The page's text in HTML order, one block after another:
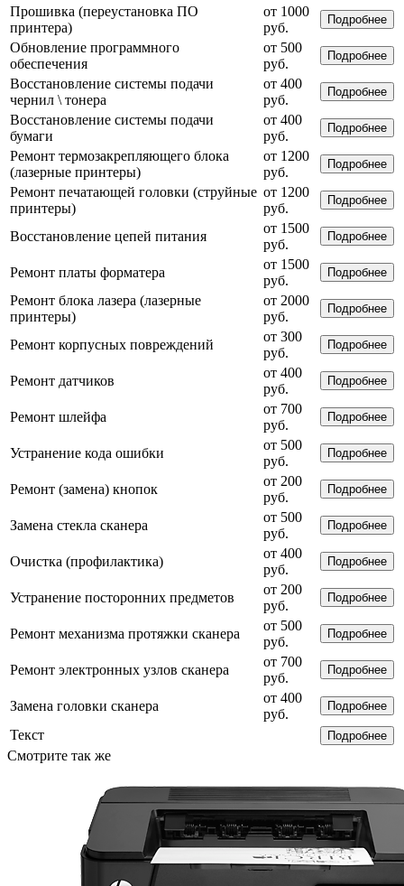
Прошивка (переустановка ПО
принтера)
от 1000
руб.
Подробнее
Обновление программного
обеспечения
от 500
руб.
Подробнее
Восстановление системы подачи
чернил \ тонера
от 400
руб.
Подробнее
Восстановление системы подачи
бумаги
от 400
руб.
Подробнее
Ремонт термозакрепляющего блока
(лазерные принтеры)
от 1200
руб.
Подробнее
Ремонт печатающей головки (струйные
принтеры)
от 1200
руб.
Подробнее
Восстановление цепей питания
от 1500
руб.
Подробнее
Ремонт платы форматера
от 1500
руб.
Подробнее
Ремонт блока лазера (лазерные
принтеры)
от 2000
руб.
Подробнее
Ремонт корпусных повреждений
от 300
руб.
Подробнее
Ремонт датчиков
от 400
руб.
Подробнее
Ремонт шлейфа
от 700
руб.
Подробнее
Устранение кода ошибки
от 500
руб.
Подробнее
Ремонт (замена) кнопок
от 200
руб.
Подробнее
Замена стекла сканера
от 500
руб.
Подробнее
Очистка (профилактика)
от 400
руб.
Подробнее
Устранение посторонних предметов
от 200
руб.
Подробнее
Ремонт механизма протяжки сканера
от 500
руб.
Подробнее
Ремонт электронных узлов сканера
от 700
руб.
Подробнее
Замена головки сканера
от 400
руб.
Подробнее
Текст Подробнее
Смотрите так же